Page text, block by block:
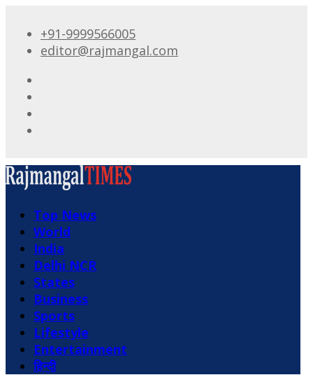
+91-9999566005
editor@rajmangal.com
Top News
World
India
Delhi NCR
States
Business
Sports
Lifestyle
Entertainment
हिन्दी